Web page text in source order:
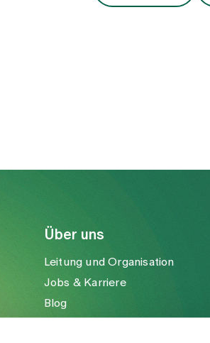
Über uns
Leitung und Organisation
Jobs & Karriere
Blog